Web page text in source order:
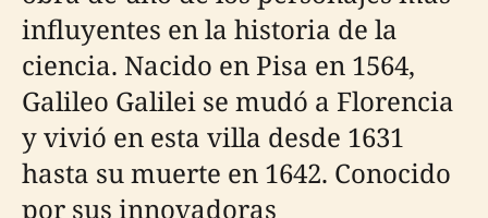
influyentes en la historia de la
ciencia. Nacido en Pisa en 1564,
Galileo Galilei se mudó a Florencia
y vivió en esta villa desde 1631
hasta su muerte en 1642. Conocido
por sus innovadoras